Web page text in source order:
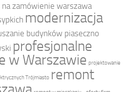
na zamówienie warszawa
modernizacja
budynków piaseczno
profesjonalne
w Warszawie projektowanie
Trójmiasto remont